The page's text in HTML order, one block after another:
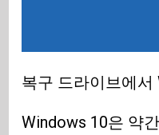
복구 드라이브에서
Windows 10은 약